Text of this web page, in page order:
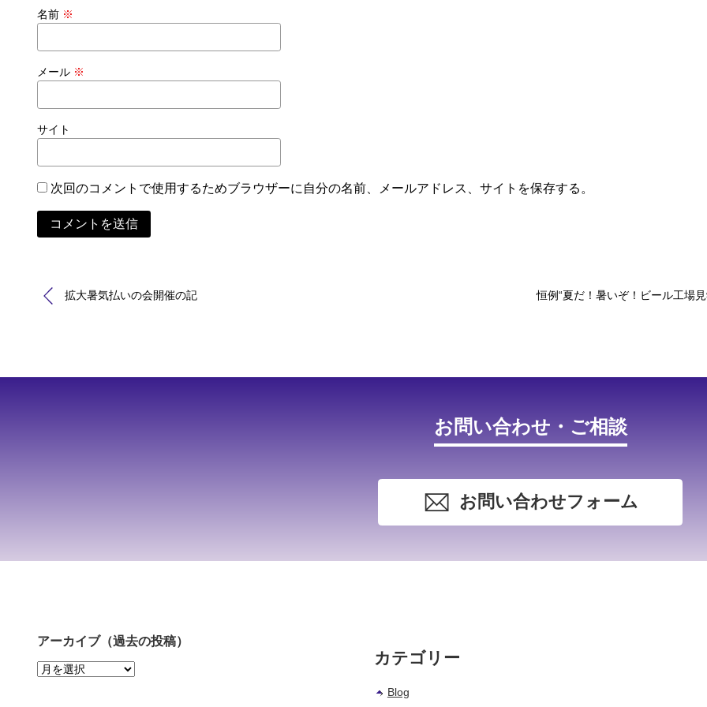
名前 ※
メール ※
サイト
次回のコメントで使用するためブラウザーに自分の名前、メールアドレス、サイトを保存する。
拡大暑気払いの会開催の記 恒例“夏だ！暑いぞ！ビール工場
お問い合わせ・ご相談
お問い合わせフォーム
アーカイブ（過去の投稿）
ア
カテゴリー
Blog